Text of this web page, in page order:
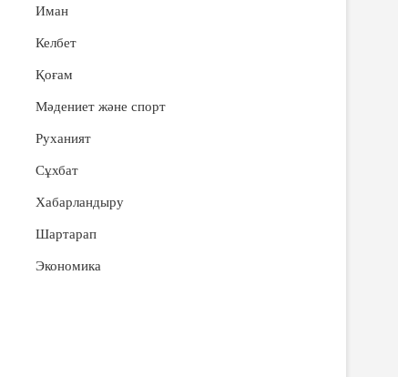
Иман
Келбет
Қоғам
Мәдениет және спорт
Руханият
Сұхбат
Хабарландыру
Шартарап
Экономика